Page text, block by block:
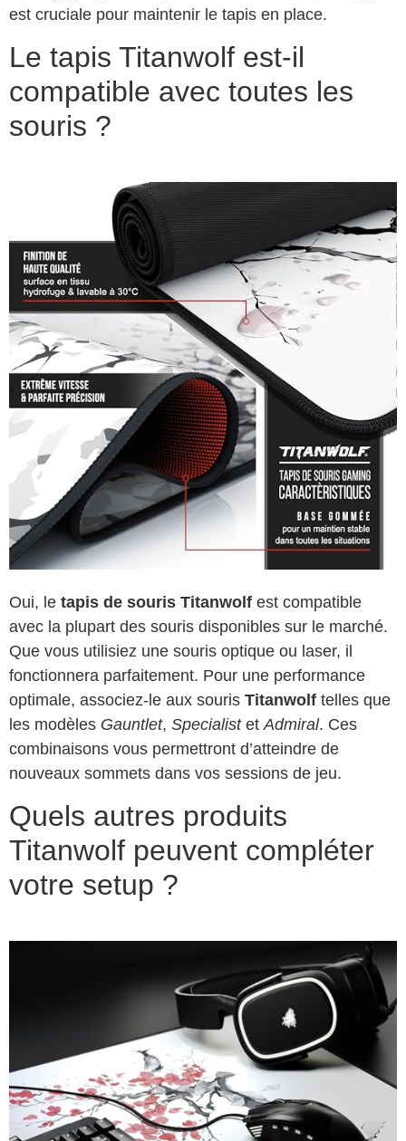
est cruciale pour maintenir le tapis en place.
Le tapis Titanwolf est-il
compatible avec toutes les
souris ?
Oui, le tapis de souris Titanwolf est compatible
avec la plupart des souris disponibles sur le marché.
Que vous utilisiez une souris optique ou laser, il
fonctionnera parfaitement. Pour une performance
optimale, associez-le aux souris Titanwolf telles que
les modèles Gauntlet, Specialistet Admiral. Ces
combinaisons vous permettront d’atteindre de
nouveaux sommets dans vos sessions de jeu.
Quels autres produits
Titanwolf peuvent compléter
votre setup ?